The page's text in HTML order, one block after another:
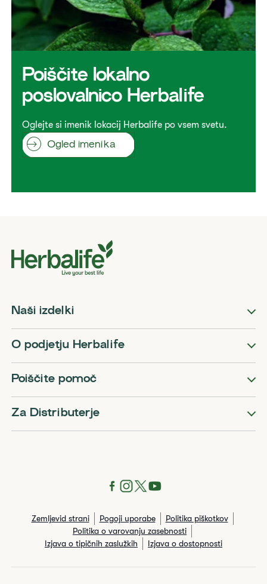
​Poiščite lokalno
poslovalnico Herbalife
Oglejte si imenik lokacij Herbalife po vsem svetu.
Ogled imenika
Naši izdelki
O podjetju Herbalife
Poiščite pomoč
Za Distributerje
Zemljevid strani Pogoji uporabe
Politika piškotkov
Politika o varovanju zasebnosti
Izjava o tipičnih zaslužkih
Izjava o dostopnosti